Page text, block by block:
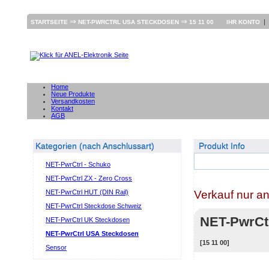
STARTSEITE ⇒ NET-PWRCTRL USA STECKDOSEN ⇒ 15 11 00 IHR KONTO |
Home
Neue Produkte
Versandkosten
Kontakt
AGB
Kategorien (nach Anschlussart)
NET-PwrCtrl - Schuko
NET-PwrCtrl ZX - Zero Cross
NET-PwrCtrl HUT (DIN Rail)
NET-PwrCtrl Steckdose Schweiz
NET-PwrCtrl UK Steckdosen
NET-PwrCtrl USA Steckdosen
Sensor
Produkt Info
Verkauf nur
NET-
[15 11 00]